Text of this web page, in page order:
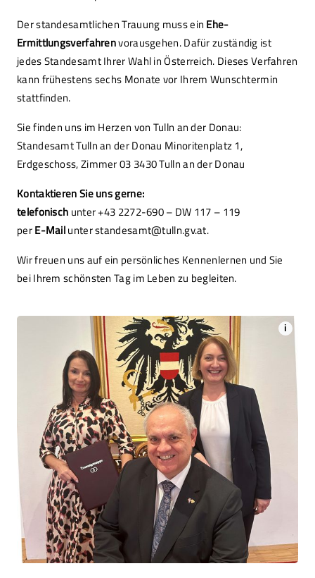
Der standesamtlichen Trauung muss ein Ehe-
Ermittlungsverfahrenvorausgehen. Dafür zuständig ist
jedes Standesamt Ihrer Wahl in Österreich. Dieses Verfahren
kann frühestens sechs Monate vor Ihrem Wunschtermin
stattfinden.
Sie finden uns im Herzen von Tulln an der Donau:
Standesamt Tulln an der Donau Minoritenplatz 1,
Erdgeschoss, Zimmer 03 3430 Tulln an der Donau
Kontaktieren Sie uns gerne:
telefonisch unter +43 2272-690 – DW 117 – 119
perE-Mailunter standesamt@tulln.gv.at.
Wir freuen uns auf ein persönliches Kennenlernen und Sie
bei Ihrem schönsten Tag im Leben zu begleiten.
i